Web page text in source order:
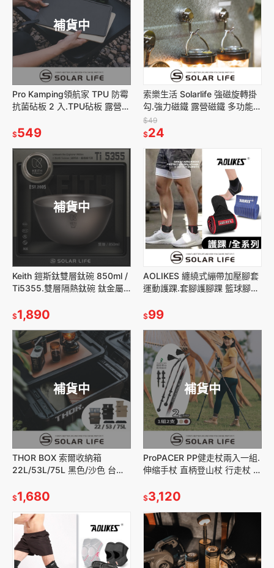
補貨中
Pro Kamping領航家 TPU 防霉
抗菌砧板 2 入.TPU砧板 露營砧
無毒
$549
索樂生活 Solarlife 強磁旋轉掛
勾.強力磁鐵 露營磁鐵 多功能掛
鉤 磁鐵掛勾 吸鐵磁鐵
$49
$24
補貨中
Keith 鎧斯鈦雙層鈦碗 850ml /
Ti5355.雙層隔熱鈦碗 鈦金屬
碗 露營野炊
$1,890
AOLIKES 纏繞式繃帶加壓腳套
運動護踝.套腳護腳踝 籃球腳踝
踝套
$99
補貨中
THOR BOX 索爾收納箱
22L/53L/75L 黑色/沙色 台灣
備箱 索爾箱 雷神
$1,680
補貨中
ProPACER PP健走杖兩入一組.
伸缩手杖 直柄登山杖 行走杖 越
$3,120